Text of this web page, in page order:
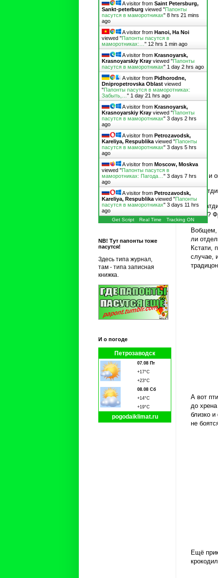
А вот и
-
фром?
Вобщем,
ли
Кстати,
случае,
А вот
до
близко
не
Ещё
A visitor from Saint Petersburg,
Sankt-peterburg viewed "Папонты
пасутся в маморотниках" 8 hrs 21 mins
ago
A visitor from Hanoi, Ha Noi
viewed "Папонты пасутся в
маморотниках:… " 12 hrs 1 min ago
A visitor from Krasnoyarsk,
Krasnoyarskiy Kray viewed "Папонты
пасутся в маморотниках" 1 day 2 hrs ago
A visitor from Pidhorodne,
Dnipropetrovska Oblast viewed
"Папонты пасутся в маморотниках:
Забыть,… " 1 day 21 hrs ago
A visitor from Krasnoyarsk,
Krasnoyarskiy Kray viewed "Папонты
пасутся в маморотниках" 3 days 2 hrs
ago
A visitor from Petrozavodsk,
Kareliya, Respublika viewed "Папонты
пасутся в маморотниках" 3 days 5 hrs
ago
A visitor from Moscow, Moskva
viewed "Папонты пасутся в
маморотниках: Пагода… " 3 days 7 hrs
ago
A visitor from Petrozavodsk,
Kareliya, Respublika viewed "Папонты
пасутся в маморотниках" 3 days 11 hrs
ago
Get Script Real Time Tracking ON
NB! Тут папонты тоже
пасутся!
Здесь типа журнал,
там - типа записная
книжка.
И о погоде
Петрозаводск
07.08 Пт
+17°C
+23°C
08.08 Сб
+14°C
+19°C
pogodaiklimat.ru